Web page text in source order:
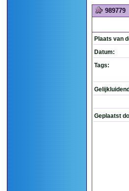
989779
Plaats van
Datum:
Tags:
Geplaatst